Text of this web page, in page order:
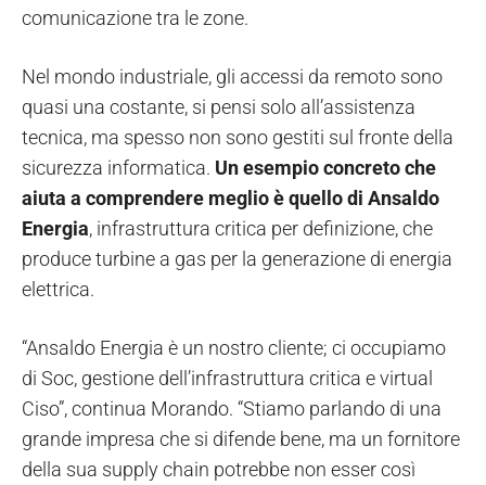
comunicazione tra le zone.
Nel mondo industriale, gli accessi da remoto sono
quasi una costante, si pensi solo all’assistenza
tecnica, ma spesso non sono gestiti sul fronte della
sicurezza informatica. Un esempio concreto che
aiuta a comprendere meglio è quello di Ansaldo
Energia, infrastruttura critica per definizione, che
produce turbine a gas per la generazione di energia
elettrica.
“Ansaldo Energia è un nostro cliente; ci occupiamo
di Soc, gestione dell’infrastruttura critica e virtual
Ciso”, continua Morando. “Stiamo parlando di una
grande impresa che si difende bene, ma un fornitore
della sua supply chain potrebbe non esser così